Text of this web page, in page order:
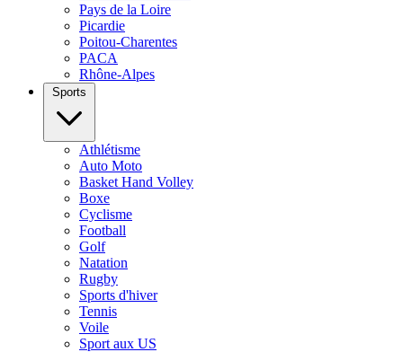
Pays de la Loire
Picardie
Poitou-Charentes
PACA
Rhône-Alpes
Sports
Athlétisme
Auto Moto
Basket Hand Volley
Boxe
Cyclisme
Football
Golf
Natation
Rugby
Sports d'hiver
Tennis
Voile
Sport aux US